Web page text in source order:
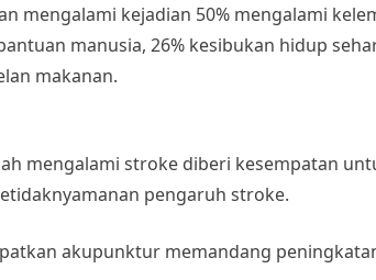
mengalami kejadian 50% mengalami
manusia, 26% kesibukan hidup
makanan.
mengalami stroke diberi kesempatan
pengaruh stroke.
akupunktur memandang